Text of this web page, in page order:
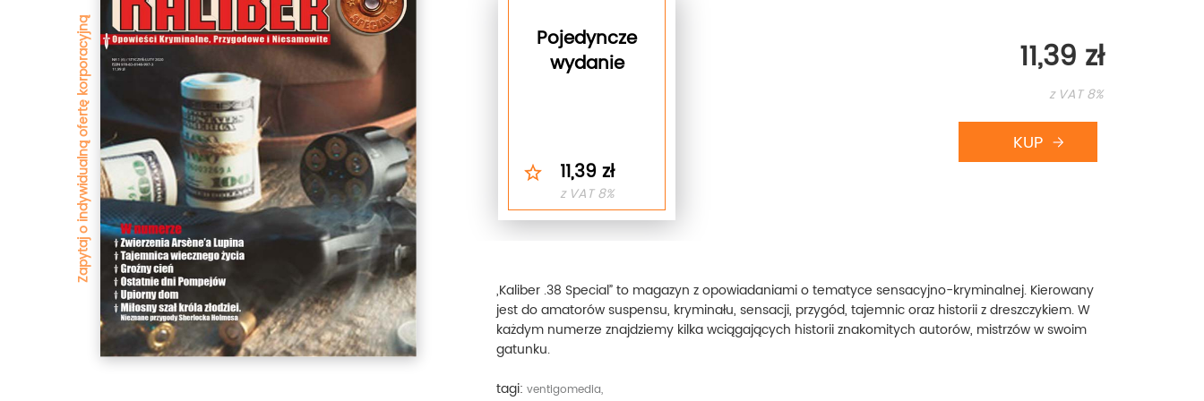
Zapytaj o indywidualną ofertę korporacyjną
Pojedyncze
wydanie
11,39 zł
z VAT 8%
11,39 zł
z VAT 8%
„Kaliber .38 Special” to magazyn z opowiadaniami o tematyce sensacyjno-kryminalnej. Kierowany
jest do amatorów suspensu, kryminału, sensacji, przygód, tajemnic oraz historii z dreszczykiem. W
każdym numerze znajdziemy kilka wciągających historii znakomitych autorów, mistrzów w swoim
gatunku.
tagi:ventigomedia,